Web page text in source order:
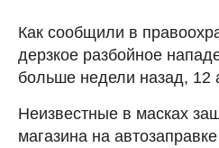
Как сообщили в
дерзкое разбойное
больше недели назад, 12
Неизвестные в масках
магазина на